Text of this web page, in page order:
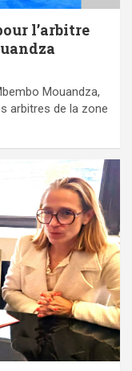
l’arbitre
Mouandza,
arbitres de la zone